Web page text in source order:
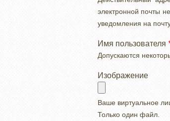
электронной почты
уведомления на
Имя пользователя
Допускаются
Изображение
Ваше виртуальное
Только один файл.